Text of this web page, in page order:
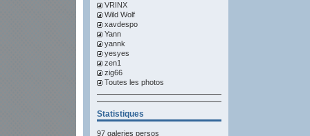
VRINX
Wild Wolf
xavdespo
Yann
yannk
yesyes
zen1
zig66
Toutes les photos
Statistiques
97 galeries persos